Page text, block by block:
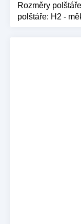
Rozměry
polštáře: H2 -